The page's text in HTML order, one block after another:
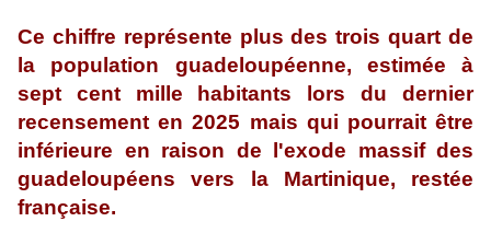
Ce chiffre représente plus des trois quart de
la population guadeloupéenne, estimée à
sept cent mille habitants lors du dernier
recensement en 2025 mais qui pourrait être
inférieure en raison de l'exode massif des
guadeloupéens vers la Martinique, restée
française.